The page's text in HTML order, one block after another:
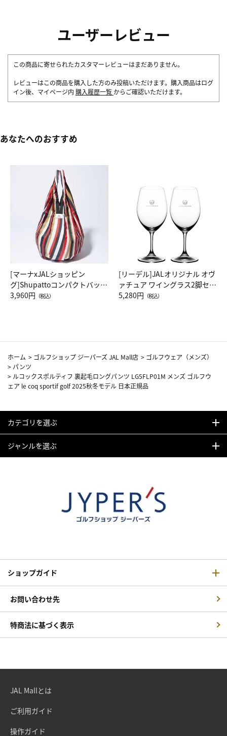
ユーザーレビュー
この商品に寄せられたカスタマーレビューはまだありません。
レビューはこの商品を購入した方のみ投稿いただけます。購入商品はログ
イン後、マイページ内 購入履歴一覧 からご確認いただけます。
あなたへのおすすめ
[マーナxJALショッピン
グ]Shupattoコンパクトバッグ
Drop JAL客室乗務員（LC）ス
3,960円 （税込）
[リーデル]JALオリジナル オヴ
ァチュア ワイングラス2脚セッ
ト（レッドワイン）
5,280円 （税込）
ホーム > ゴルフショップ ジーパーズ JAL Mall店 > ゴルフウェア（メンズ）
> パンツ
> ルコックスポルティフ 裏起毛ロングパンツ LG5FLP01M メンズ ゴルフウ
ェア le coq sportif golf 2025秋冬モデル 日本正規品
カテゴリを選ぶ
ジャンルを選ぶ
ショップガイド
お問い合わせ先
特商法に基づく表示
JAL Mallとは
ご利用ガイド
操作ガイド